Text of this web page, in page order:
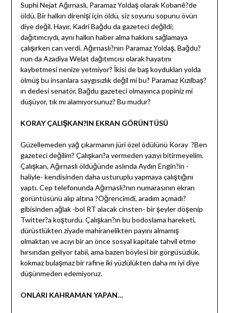
Suphi Nejat Ağırnaslı, Paramaz Yoldaş olarak Kobanê?de
öldü. Bir halkın direnişi için öldü, siz soyunu sopunu övün
diye değil. Hayır, Kadri Bağdu da gazeteci değildi;
dağıtımcıydı, aynı halkın haber alma hakkını sağlamaya
çalışırken can verdi. Ağırnaslı?nın Paramaz Yoldaş, Bağdu?
nun da Azadiya Welat dağıtımcısı olarak hayatını
kaybetmesi nenize yetmiyor? İkisi de baş koydukları yolda
ölmüş bu insanlara saygısızlık değil mi bu? Paramaz Kızılbaş?
ın dedesi senatör, Bağdu gazeteci olmayınca popiniz mi
düşüyor, tık mı alamıyorsunuz? Bu mudur?
KORAY ÇALIŞKAN?IN EKRAN GÖRÜNTÜSÜ
Güzellemeden yağ çıkarmanın jüri özel ödülünü Koray ?Ben
gazeteci değilim? Çalışkan?a vermeden yazıyı bitirmeyelim.
Çalışkan, Ağırnaslı öldüğünde aslında Aydın Engin?in -
haliyle- kendisinden daha usturuplu yapmaya çalıştığını
yaptı. Cep telefonunda Ağırnaslı?nın numarasının ekran
görüntüsünü alıp altına ?Öğrencimdi, aradım açmadı?
gibisinden ağlak -bol RT alacak cinsten- bir şeyler döşenip
Twitter?a koşturdu. Çalışkan?ın bu bodoslama hareketi,
dürüstlükten ziyade mahiranelikten payını almamış
olmaktan ve acıyı bir an önce sosyal kapitale tahvil etme
hırsından geliyor tabii, ama bazen böylesi bir görgüsüzlük,
kokmaz bulaşmaz bir rafine iki yüzlülükten daha mı iyi diye
düşünmeden edemiyoruz.
ONLARI KAHRAMAN YAPAN…